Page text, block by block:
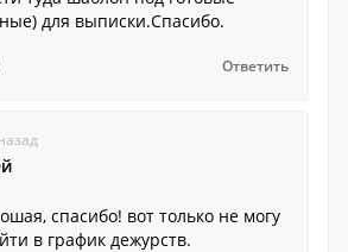
для выписки.Спасибо.
Ответить
спасибо! вот только не могу
в график дежурств.